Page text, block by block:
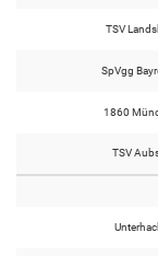
TSV
SpVgg
1860
TSV